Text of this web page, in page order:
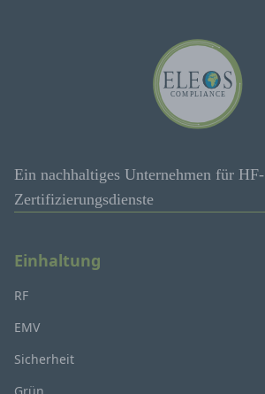
Ein nachhaltiges Unternehmen für HF-
Zertifizierungsdienste
Einhaltung
RF
EMV
Sicherheit